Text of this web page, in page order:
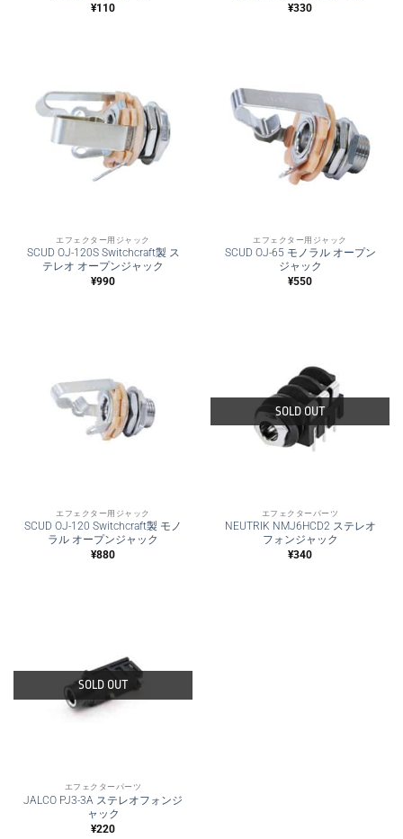
¥110
¥330
エフェクター用ジャック
SCUD OJ-120S Switchcraft製 ス
テレオ オープンジャック
¥990
エフェクター用ジャック
SCUD OJ-65 モノラル オープン
ジャック
¥550
エフェクター用ジャック
SCUD OJ-120 Switchcraft製 モノ
ラル オープンジャック
¥880
SOLD OUT
エフェクターパーツ
NEUTRIK NMJ6HCD2 ステレオ
フォンジャック
¥340
SOLD OUT
エフェクターパーツ
JALCO PJ3-3A ステレオフォンジ
ャック
¥220